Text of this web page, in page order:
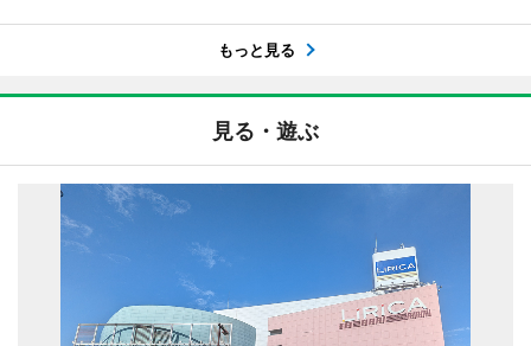
もっと見る
見る・遊ぶ